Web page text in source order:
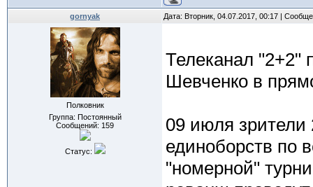
gornyak Дата: Вторник, 04.07.2017, 00:17 |
Полковник
Группа: Постоянный
Сообщений: 159
Статус:
Телеканал "2+2"
Шевченко в
09 июля
единоборств по
"номерной"